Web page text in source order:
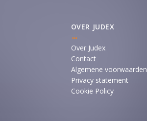
OVER JUDEX
Over Judex
Contact
Algemene voorwaarden
Privacy statement
Cookie Policy